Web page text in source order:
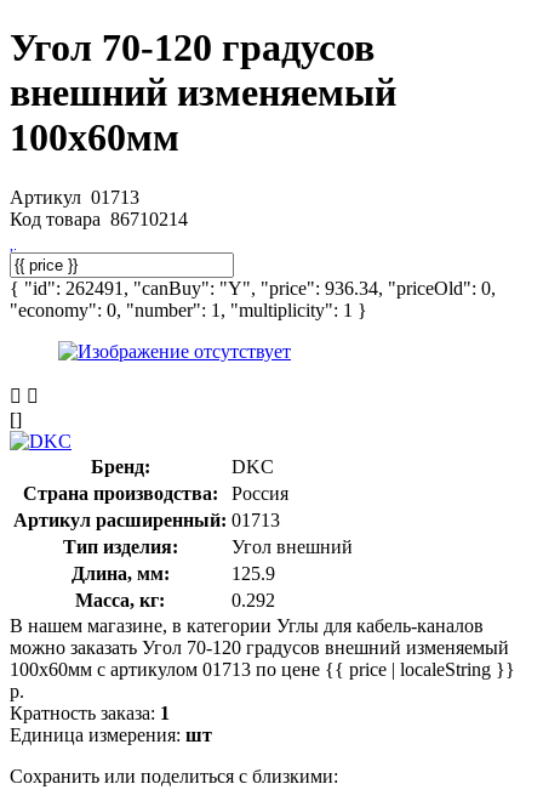
Угол 70-120 градусов
внешний изменяемый
100x60мм
Артикул 01713
Код товара 86710214
{ "id": 262491, "canBuy": "Y", "price": 936.34, "priceOld": 0,
"economy": 0, "number": 1, "multiplicity": 1 }
[]
Бренд:
DKC
Страна производства:
Россия
Артикул расширенный: 01713
Тип изделия:
Угол внешний
Длина, мм:
125.9
Масса, кг:
0.292
В нашем магазине, в категории Углы для кабель-каналов
можно заказать Угол 70-120 градусов внешний изменяемый
100x60мм с артикулом 01713 по цене {{ price | localeString }}
р.
Кратность заказа: 1
Единица измерения: шт
Сохранить или поделиться с близкими: